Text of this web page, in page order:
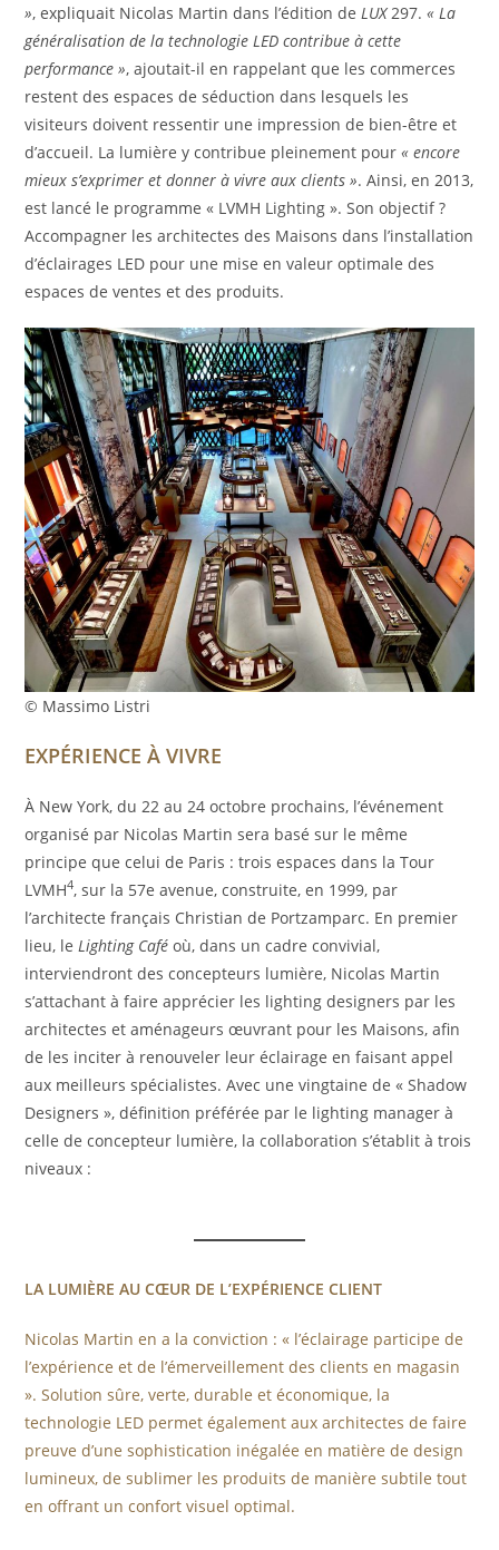
», expliquait Nicolas Martin dans l’édition deLUX297.« La
généralisation de la technologie LED contribue à cette
performance », ajoutait-il en rappelant que les commerces
restent des espaces de séduction dans lesquels les
visiteurs doivent ressentir une impression de bien-être et
d’accueil. La lumière y contribue pleinement pour« encore
mieux s’exprimer et donner à vivre aux clients ». Ainsi, en 2013,
est lancé le programme « LVMH Lighting ». Son objectif ?
Accompagner les architectes des Maisons dans l’installation
d’éclairages LED pour une mise en valeur optimale des
espaces de ventes et des produits.
© Massimo Listri
EXPÉRIENCE À VIVRE
À New York, du 22 au 24 octobre prochains, l’événement
organisé par Nicolas Martin sera basé sur le même
principe que celui de Paris : trois espaces dans la Tour
LVMH4, sur la 57e avenue, construite, en 1999, par
l’architecte français Christian de Portzamparc. En premier
lieu, le Lighting Caféoù, dans un cadre convivial,
interviendront des concepteurs lumière, Nicolas Martin
s’attachant à faire apprécier les lighting designers par les
architectes et aménageurs œuvrant pour les Maisons, afin
de les inciter à renouveler leur éclairage en faisant appel
aux meilleurs spécialistes. Avec une vingtaine de « Shadow
Designers », définition préférée par le lighting manager à
celle de concepteur lumière, la collaboration s’établit à trois
niveaux :
LA LUMIÈRE AU CŒUR DE L’EXPÉRIENCE CLIENT
Nicolas Martin en a la conviction : « l’éclairage participe de
l’expérience et de l’émerveillement des clients en magasin
». Solution sûre, verte, durable et économique, la
technologie LED permet également aux architectes de faire
preuve d’une sophistication inégalée en matière de design
lumineux, de sublimer les produits de manière subtile tout
en offrant un confort visuel optimal.